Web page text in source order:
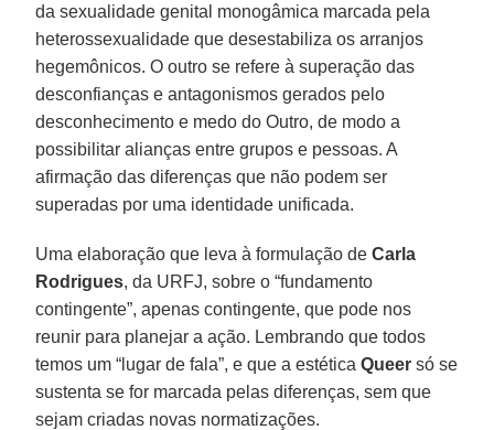
da sexualidade genital monogâmica marcada pela
heterossexualidade que desestabiliza os arranjos
hegemônicos. O outro se refere à superação das
desconfianças e antagonismos gerados pelo
desconhecimento e medo do Outro, de modo a
possibilitar alianças entre grupos e pessoas. A
afirmação das diferenças que não podem ser
superadas por uma identidade unificada.
Uma elaboração que leva à formulação deCarla
Rodrigues, da URFJ, sobre o “fundamento
contingente”, apenas contingente, que pode nos
reunir para planejar a ação. Lembrando que todos
temos um “lugar de fala”, e que a estéticaQueer só se
sustenta se for marcada pelas diferenças, sem que
sejam criadas novas normatizações.